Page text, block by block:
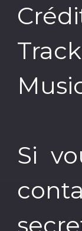
Si